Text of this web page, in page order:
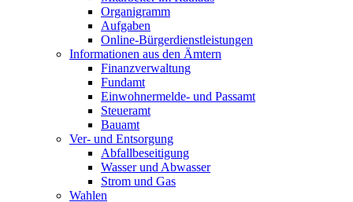
Organigramm
Aufgaben
Online-Bürgerdienstleistungen
Informationen aus den Ämtern
Finanzverwaltung
Fundamt
Einwohnermelde- und Passamt
Steueramt
Bauamt
Ver- und Entsorgung
Abfallbeseitigung
Wasser und Abwasser
Strom und Gas
Wahlen